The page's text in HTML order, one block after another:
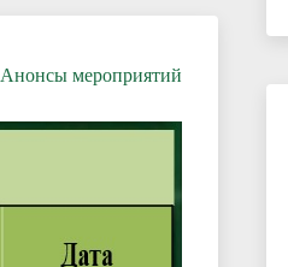
Анонсы мероприятий